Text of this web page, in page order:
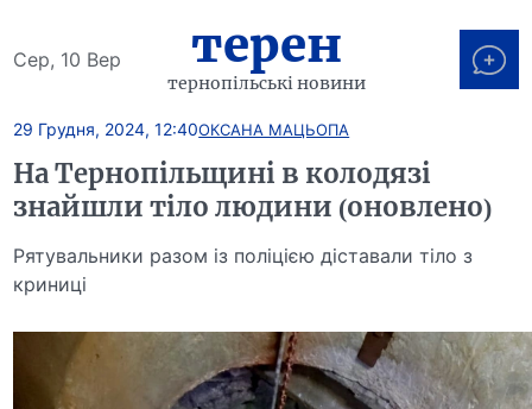
Сер, 10 Вер терен
тернопільські новини
29 Грудня, 2024, 12:40ОКСАНА МАЦЬОПА
На Тернопільщині в колодязі
знайшли тіло людини (оновлено)
Рятувальники разом із поліцією діставали тіло з
криниці